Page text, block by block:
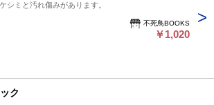
シミと汚れ傷みがあります。
不死鳥BOOKS
￥1,020
ク